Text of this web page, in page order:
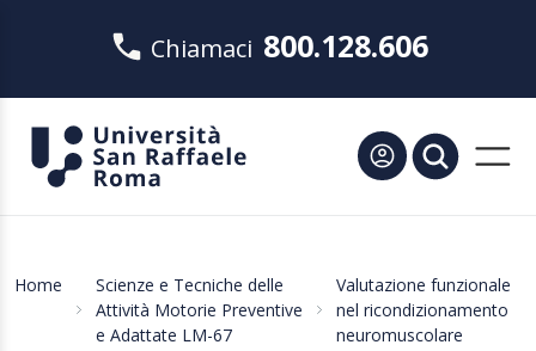
Chiamaci 800.128.606
Home
Scienze e Tecniche delle
Attività Motorie Preventive
e Adattate LM-67
Valutazione funzionale
nel ricondizionamento
neuromuscolare